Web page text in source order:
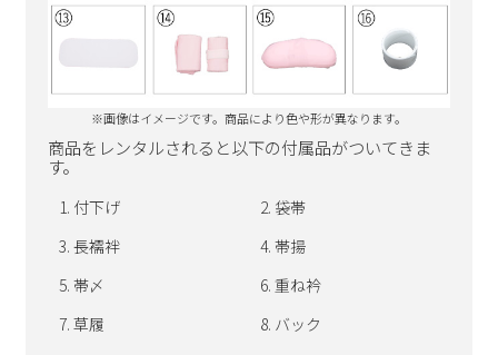
※画像はイメージです。商品により色や形が異なります。
商品をレンタルされると以下の付属品がついてきま
す。
付下げ
袋帯
長襦袢
帯揚
帯〆
重ね衿
草履
バック